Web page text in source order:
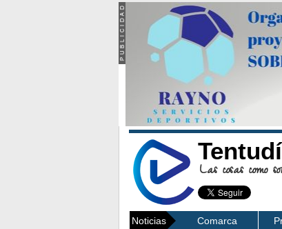
Las cosas como
Noticias Comarca